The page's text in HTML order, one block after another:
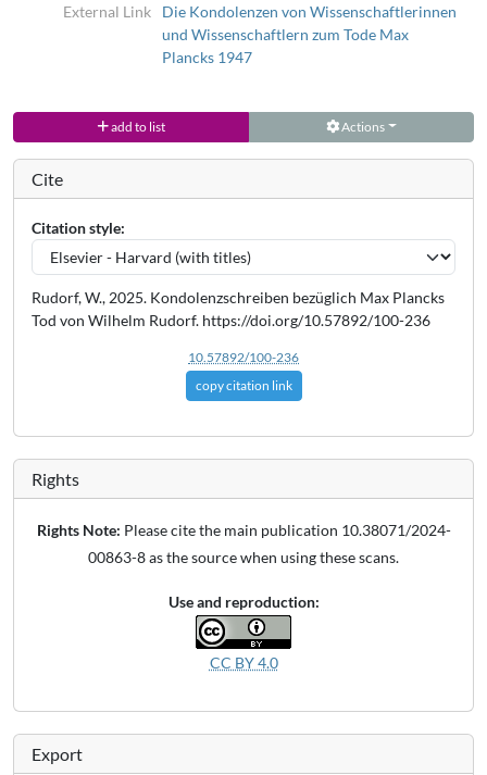
External Link
Die Kondolenzen von Wissenschaftlerinnen
und Wissenschaftlern zum Tode Max
Plancks 1947
add to list Actions
Cite
Citation style:
Rudorf, W., 2025. Kondolenzschreiben bezüglich Max Plancks
Tod von Wilhelm Rudorf. https://doi.org/10.57892/100-236
10.57892/100-236
copy citation link
Rights
Rights Note: Please cite the main publication 10.38071/2024-
00863-8 as the source when using these scans.
Use and reproduction:
CC BY 4.0
Export